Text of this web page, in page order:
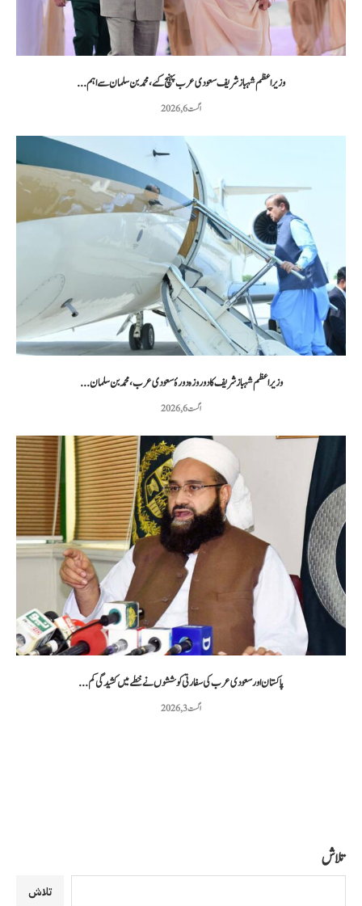
وزیراعظم شہباز شریف سعودی عرب پہنچ گئے، محمد بن سلمان سے اہم...
اگست 6, 2026
وزیراعظم شہباز شریف کا دو روزہ دورۂ سعودی عرب، محمد بن سلمان...
اگست 6, 2026
پاکستان اور سعودی عرب کی سفارتی کوششوں نے خطے میں کشیدگی کم...
اگست 3, 2026
تلاش
تلاش